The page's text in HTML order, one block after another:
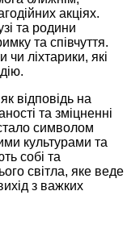
акціях.
та родини
та співчуття.
чи ліхтарики, які
відповідь на
та зміцненні
символом
культурами та
собі та
світла, яке веде
з важких